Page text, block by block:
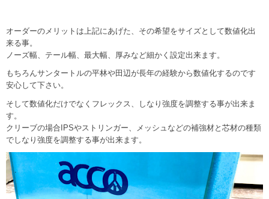
オーダーのメリットは上記にあげた、その希望をサイズとして数値化出
来る事。
ノーズ幅、テール幅、最大幅、厚みなど細かく設定出来ます。
もちろんサンタートルの平林や田辺が長年の経験から数値化するのです
安心して下さい。
そして数値化だけでなくフレックス、しなり強度を調整する事が出来ま
す。
クリーブの場合IPSやストリンガー、メッシュなどの補強材と芯材の種類
でしなり強度を調整する事が出来ます。